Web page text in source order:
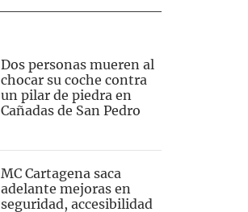
Dos personas mueren al
chocar su coche contra
un pilar de piedra en
Cañadas de San Pedro
MC Cartagena saca
adelante mejoras en
seguridad, accesibilidad